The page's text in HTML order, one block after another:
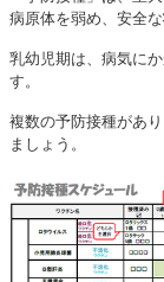
病原体を弱め、安全
乳幼児期は、病気に
す。
複数の予防接種があ
ましょう。